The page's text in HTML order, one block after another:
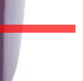
11,98